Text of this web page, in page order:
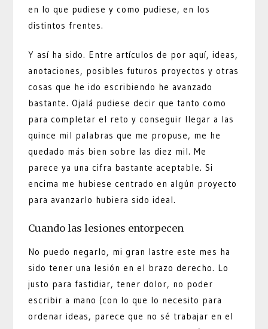
en lo que pudiese y como pudiese, en los
distintos frentes.
Y así ha sido. Entre artículos de por aquí, ideas,
anotaciones, posibles futuros proyectos y otras
cosas que he ido escribiendo he avanzado
bastante. Ojalá pudiese decir que tanto como
para completar el reto y conseguir llegar a las
quince mil palabras que me propuse, me he
quedado más bien sobre las diez mil. Me
parece ya una cifra bastante aceptable. Si
encima me hubiese centrado en algún proyecto
para avanzarlo hubiera sido ideal.
Cuando las lesiones entorpecen
No puedo negarlo, mi gran lastre este mes ha
sido tener una lesión en el brazo derecho. Lo
justo para fastidiar, tener dolor, no poder
escribir a mano (con lo que lo necesito para
ordenar ideas, parece que no sé trabajar en el